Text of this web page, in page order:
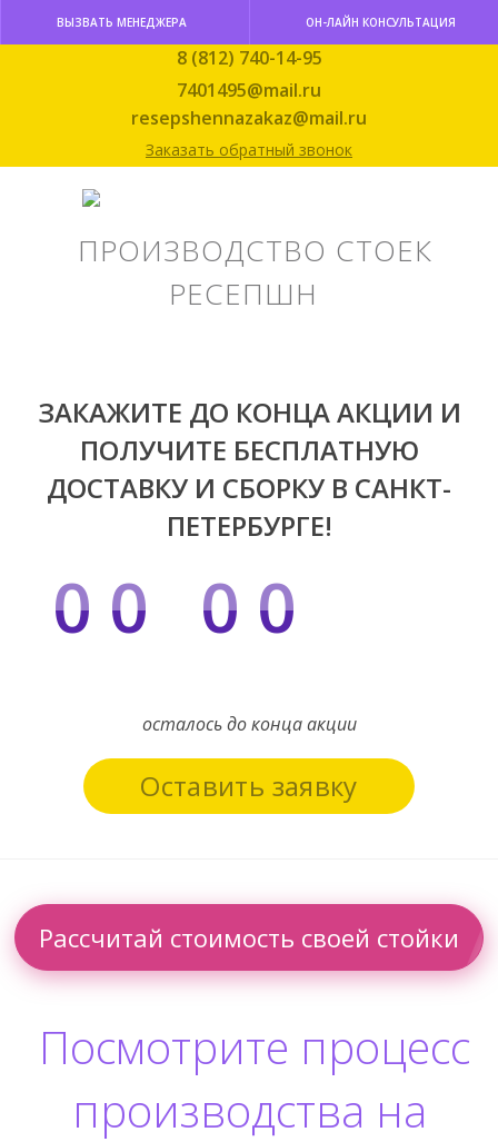
ВЫЗВАТЬ МЕНЕДЖЕРА ОН-ЛАЙН КОНСУЛЬТАЦИЯ
8 (812) 740-14-95
7401495@mail.ru
resepshennazakaz@mail.ru
Заказать обратный звонок
ПРОИЗВОДСТВО СТОЕК
РЕСЕПШН
ЗАКАЖИТЕ ДО КОНЦА АКЦИИ И
ПОЛУЧИТЕ БЕСПЛАТНУЮ
ДОСТАВКУ И СБОРКУ В САНКТ-
ПЕТЕРБУРГЕ!
00 00
осталось до конца акции
Оставить заявку
Рассчитай стоимость своей стойки
Посмотрите процесс
производства на